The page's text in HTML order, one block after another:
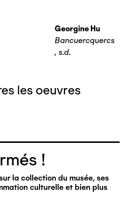
Georgine Hu
Bancuercquercs
, s.d.
les oeuvres
!
la collection du musée, ses
culturelle et bien plus